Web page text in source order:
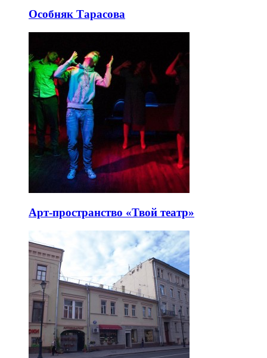
Особняк Тарасова
Арт-пространство «Твой театр»